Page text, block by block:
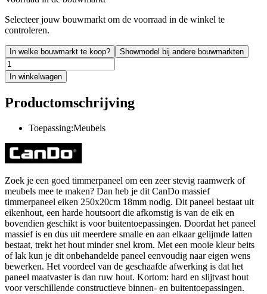
Selecteer jouw bouwmarkt om de voorraad in de winkel te
controleren.
In welke bouwmarkt te koop? Showmodel bij andere bouwmarkten
In winkelwagen
Productomschrijving
Toepassing:Meubels
Zoek je een goed timmerpaneel om een zeer stevig raamwerk of
meubels mee te maken? Dan heb je dit CanDo massief
timmerpaneel eiken 250x20cm 18mm nodig. Dit paneel bestaat uit
eikenhout, een harde houtsoort die afkomstig is van de eik en
bovendien geschikt is voor buitentoepassingen. Doordat het paneel
massief is en dus uit meerdere smalle en aan elkaar gelijmde latten
bestaat, trekt het hout minder snel krom. Met een mooie kleur beits
of lak kun je dit onbehandelde paneel eenvoudig naar eigen wens
bewerken. Het voordeel van de geschaafde afwerking is dat het
paneel maatvaster is dan ruw hout. Kortom: hard en slijtvast hout
voor verschillende constructieve binnen- en buitentoepassingen.